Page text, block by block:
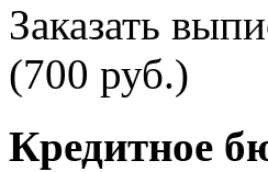
Заказать
(700 руб.)
Кредитное